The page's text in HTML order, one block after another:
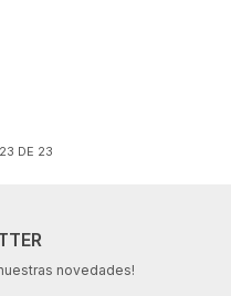
23 DE 23
novedades!